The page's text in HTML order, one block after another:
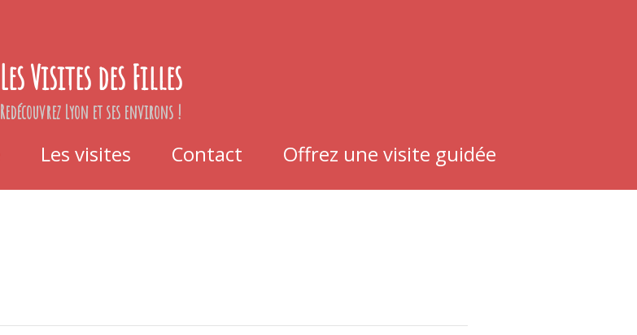
Les Visites des Filles
Redécouvrez Lyon et ses environs !
Les visites Contact Offrez une visite guidée